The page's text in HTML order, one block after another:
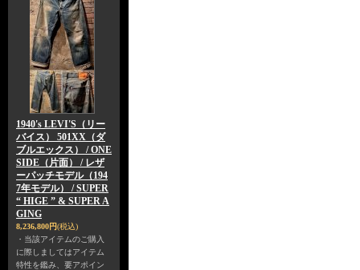
1940's LEVI'S（リー
バイス） 501XX（ダ
ブルエックス） / ONE
SIDE（片面） / レザ
ーパッチモデル（194
7年モデル） / SUPER
“ HIGE ” & SUPER A
GING
8,236,800円(税込)
・当該アイテムのご購入
に際しましてはアイテム
特性を鑑み、要アポイン